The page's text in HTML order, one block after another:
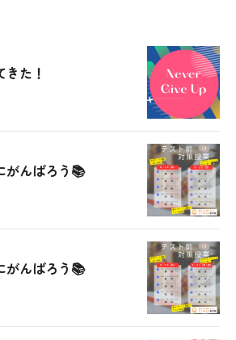
た！
がんばろう📚
がんばろう📚